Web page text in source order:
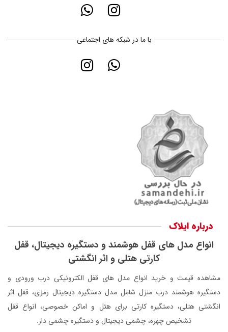
با ما در شبکه های اجتماعی
درباره ایلاک
انواع مدل های قفل هوشمند و دستگیره دیجیتال، قفل
کارتی هتلی و اثر انگشتی
مشاهده قیمت و خرید انواع مدل های قفل الکترونیکی درب ورودی و
دستگیره هوشمند درب منزل شامل مدل دستگیره دیجیتال رمزی، قفل اثر
انگشتی هتلی، دستگیره کارتی برای هتل و اماکن خصوصی، انواع قفل
تشخیص چهره، چشمی دیجیتال و دستگیره چشمی دار.